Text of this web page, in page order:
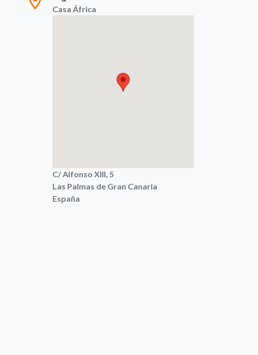
Casa África
C/ Alfonso XIII, 5
Las Palmas de Gran Canaria
España